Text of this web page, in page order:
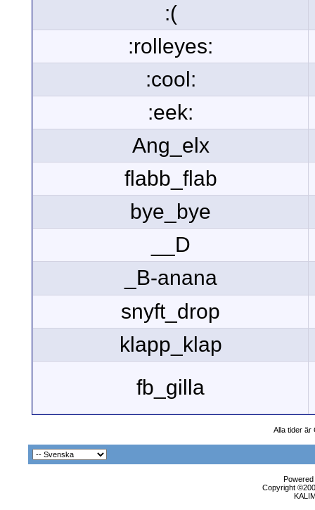
:(
:rolleyes:
:cool:
:eek:
Ang_elx
flabb_flab
bye_bye
__D
_B-anana
snyft_drop
klapp_klap
fb_gilla
Alla tider är
Copyright